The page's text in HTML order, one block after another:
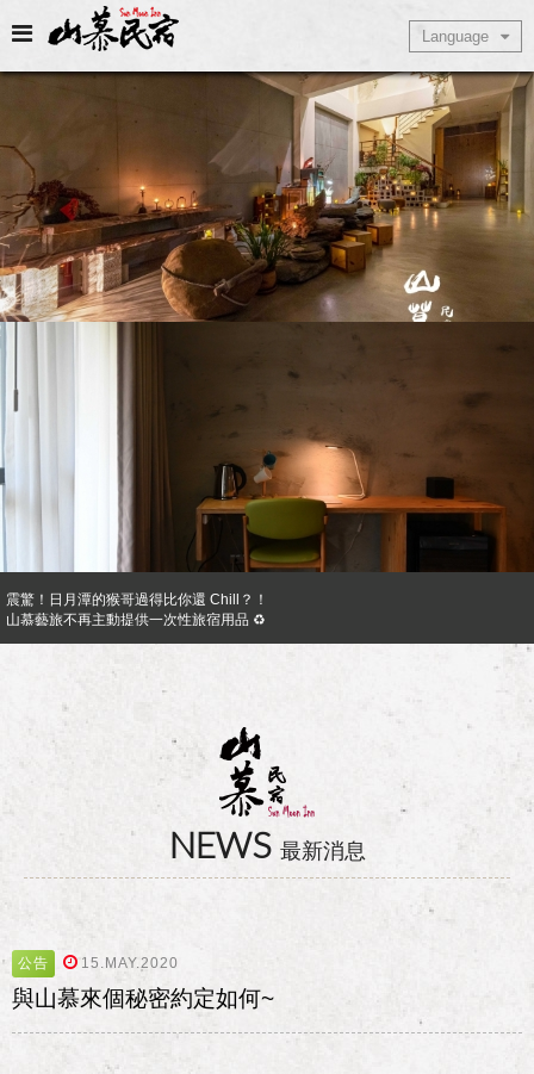
Language
Select Language
震驚！日月潭的猴哥過得比你還 Chill？！
山慕藝旅不再主動提供一次性旅宿用品 ♻︎
日月潭山慕民宿超挺你，官網訂房獨享優惠專案！！ Preferential Program that you
NEWS 最新消息
公告 15.MAY.2020
與山慕來個秘密約定如何~